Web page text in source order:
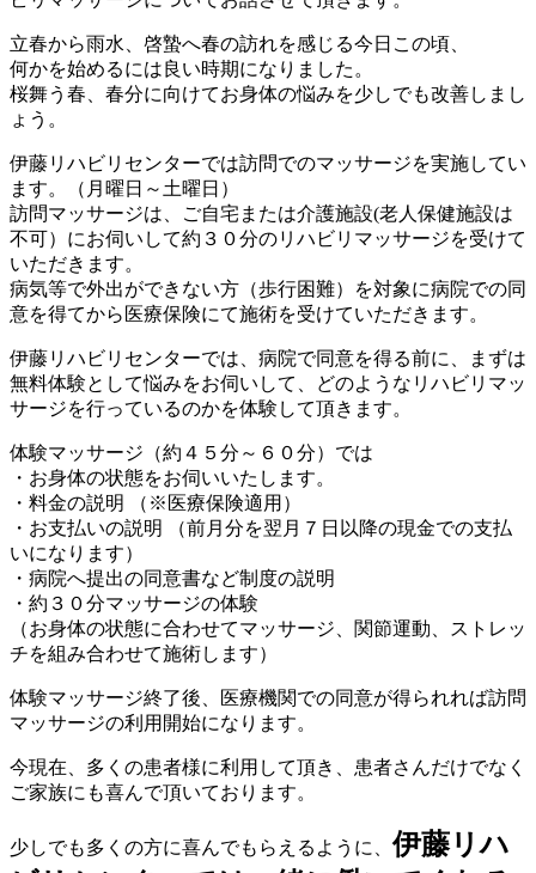
立春から雨水、啓蟄へ春の訪れを感じる今日この頃、
何かを始めるには良い時期になりました。
桜舞う春、春分に向けてお身体の悩みを少しでも改善しまし
ょう。
伊藤リハビリセンターでは訪問でのマッサージを実施してい
ます。（月曜日～土曜日）
訪問マッサージは、ご自宅または介護施設(老人保健施設は
不可）にお伺いして約３０分のリハビリマッサージを受けて
いただきます。
病気等で外出ができない方（歩行困難）を対象に病院での同
意を得てから医療保険にて施術を受けていただきます。
伊藤リハビリセンターでは、病院で同意を得る前に、まずは
無料体験として悩みをお伺いして、どのようなリハビリマッ
サージを行っているのかを体験して頂きます。
体験マッサージ（約４５分～６０分）では
・お身体の状態をお伺いいたします。
・料金の説明 （※医療保険適用）
・お支払いの説明 （前月分を翌月７日以降の現金での支払
いになります）
・病院へ提出の同意書など制度の説明
・約３０分マッサージの体験
（お身体の状態に合わせてマッサージ、関節運動、ストレッ
チを組み合わせて施術します）
体験マッサージ終了後、医療機関での同意が得られれば訪問
マッサージの利用開始になります。
今現在、多くの患者様に利用して頂き、患者さんだけでなく
ご家族にも喜んで頂いております。
少しでも多くの方に喜んでもらえるように、伊藤リハ